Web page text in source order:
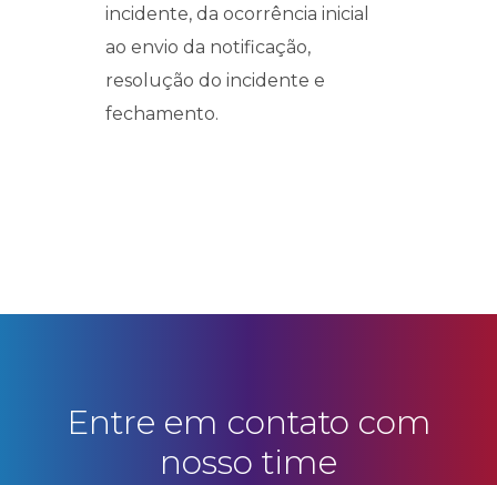
incidente, da ocorrência inicial
ao envio da notificação,
resolução do incidente e
fechamento.
Entre em contato com
nosso time